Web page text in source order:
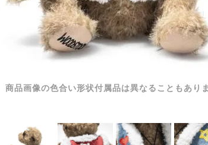
商品画像の色合い形状付属品は異なることもあり